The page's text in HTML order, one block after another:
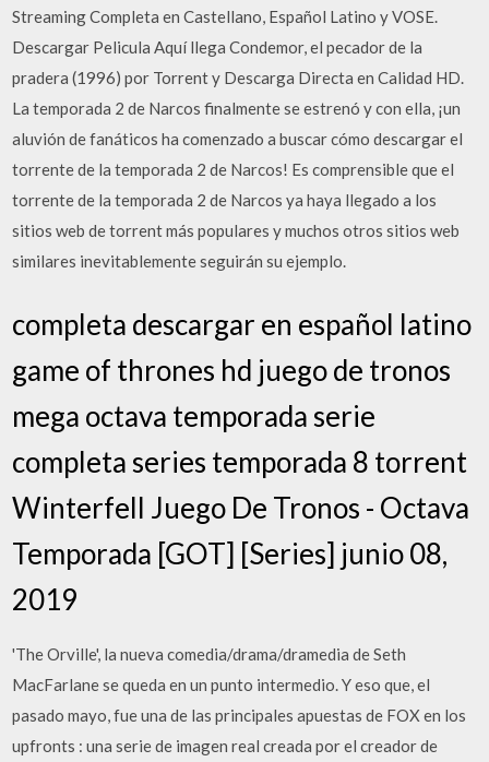
Streaming Completa en Castellano, Español Latino y VOSE.
Descargar Pelicula Aquí llega Condemor, el pecador de la
pradera (1996) por Torrent y Descarga Directa en Calidad HD.
La temporada 2 de Narcos finalmente se estrenó y con ella, ¡un
aluvión de fanáticos ha comenzado a buscar cómo descargar el
torrente de la temporada 2 de Narcos! Es comprensible que el
torrente de la temporada 2 de Narcos ya haya llegado a los
sitios web de torrent más populares y muchos otros sitios web
similares inevitablemente seguirán su ejemplo.
completa descargar en español latino
game of thrones hd juego de tronos
mega octava temporada serie
completa series temporada 8 torrent
Winterfell Juego De Tronos - Octava
Temporada [GOT] [Series] junio 08,
2019
'The Orville', la nueva comedia/drama/dramedia de Seth
MacFarlane se queda en un punto intermedio. Y eso que, el
pasado mayo, fue una de las principales apuestas de FOX en los
upfronts : una serie de imagen real creada por el creador de